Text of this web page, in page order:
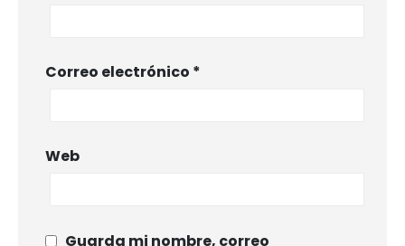
Correo electrónico *
Web
Guarda mi nombre, correo